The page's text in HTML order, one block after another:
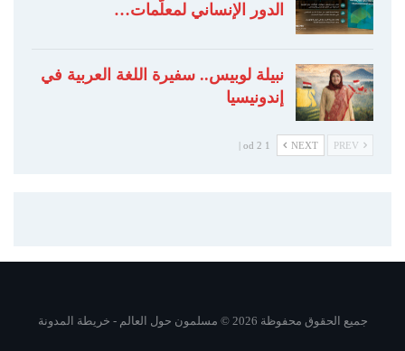
الدور الإنساني لمعلّمات…
نبيلة لوبيس.. سفيرة اللغة العربية في
إندونيسيا
NEXT
1 od 2 |
جميع الحقوق محفوظة 2026 © مسلمون حول العالم - خريطة المدونة